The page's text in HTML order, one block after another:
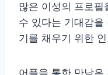
많은 이성의 프로필
수 있다는 기대감을
기를 채우기 위한